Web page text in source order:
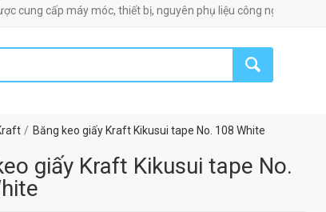
máy móc, thiết bị, nguyên phụ liệu công nghiệp!
Băng keo giấy Kraft Kikusui tape No. 108 White
giấy Kraft Kikusui tape No.